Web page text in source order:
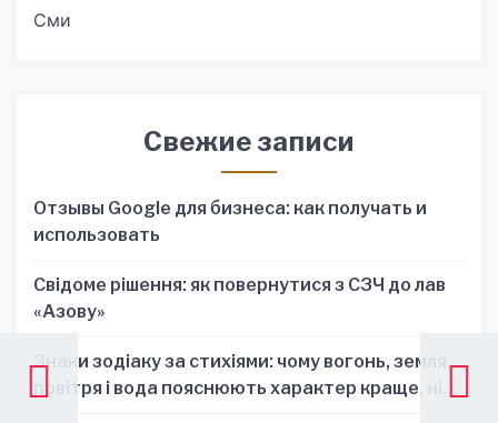
Сми
Свежие записи
Отзывы Google для бизнеса: как получать и
использовать
Свідоме рішення: як повернутися з СЗЧ до лав
«Азову»
Знаки зодіаку за стихіями: чому вогонь, земля,
повітря і вода пояснюють характер краще, ніж